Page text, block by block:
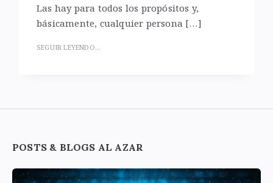
Las hay para todos los propósitos y,
básicamente, cualquier persona […]
SEGUIR LEYENDO...
Widgets
POSTS & BLOGS AL AZAR